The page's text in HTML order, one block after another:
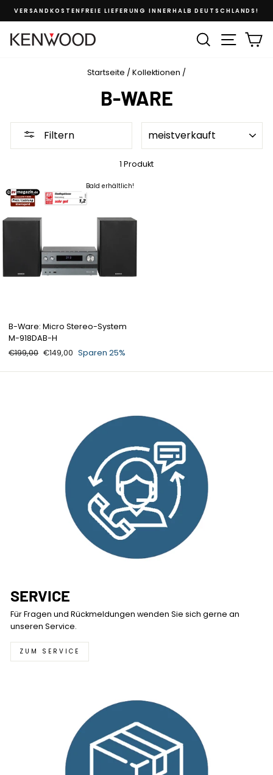
VERSANDKOSTENFREIE LIEFERUNG INNERHALB DEUTSCHLANDS!
SUCHE
Startseite / Kollektionen /
B-WARE
Filtern
1 Produkt
Bald erhältlich!
B-Ware: Micro Stereo-System
M-918DAB-H
Normaler Preis
€199,00 Sonderpreis
€149,00 Sparen 25%
SERVICE
Für Fragen und Rückmeldungen wenden Sie sich gerne an
unseren Service.
ZUM SERVICE